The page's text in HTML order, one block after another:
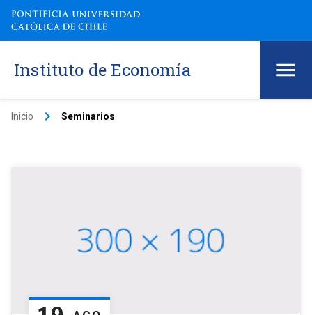
Instituto de Economía
Inicio keyboard_arrow_right Seminarios